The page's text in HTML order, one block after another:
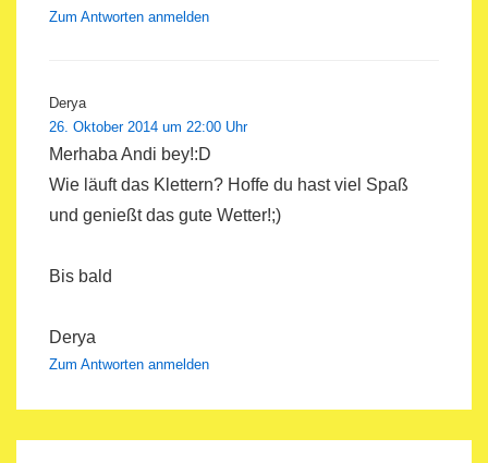
Zum Antworten anmelden
Derya
26. Oktober 2014 um 22:00 Uhr
Merhaba Andi bey!:D
Wie läuft das Klettern? Hoffe du hast viel Spaß
und genießt das gute Wetter!;)
Bis bald
Derya
Zum Antworten anmelden